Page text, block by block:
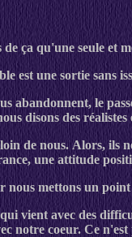
ça qu'une seule et
est une sortie sans
abandonnent, le
disons des
de nous. Alors, ils
une attitude
nous mettons un
vient avec des
notre coeur. Ce n'est